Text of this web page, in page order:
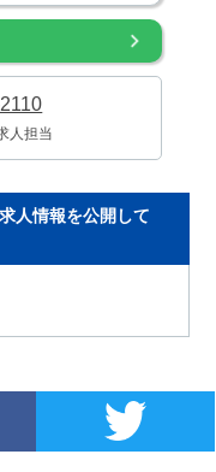
人担当
人情報を公開して